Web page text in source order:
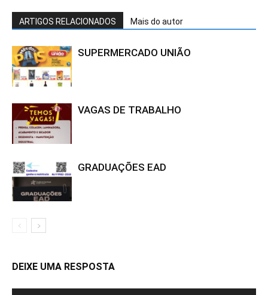
ARTIGOS RELACIONADOS Mais do autor
SUPERMERCADO UNIÃO
VAGAS DE TRABALHO
GRADUAÇÕES EAD
DEIXE UMA RESPOSTA